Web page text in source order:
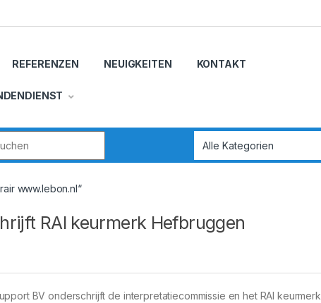
REFERENZEN NEUIGKEITEN KONTAKT
www.lebon.nl“
RAI keurmerk Hefbruggen
BV onderschrijft de interpretatiecommissie en het RAI keurmerk